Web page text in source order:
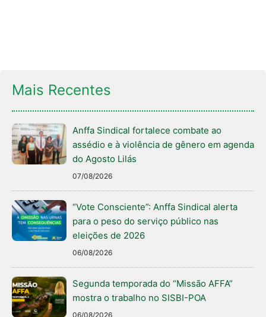
Mais Recentes
Anffa Sindical fortalece combate ao
assédio e à violência de gênero em agenda
do Agosto Lilás
07/08/2026
“Vote Consciente”: Anffa Sindical alerta
para o peso do serviço público nas
eleições de 2026
06/08/2026
Segunda temporada do “Missão AFFA”
mostra o trabalho no SISBI-POA
06/08/2026